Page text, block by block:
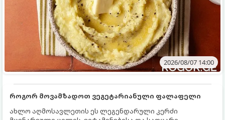
2026/08/07 14:00
როგორ მოვამზადოთ ვეგეტარიანული ფალაფელი
ახლო აღმოსავლეთის ეს ლეგენდარული კერძი